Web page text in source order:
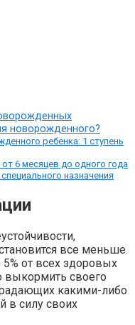
новорожденного?
ребенка: 1 ступень
6 месяцев до одного года
назначения
все меньше.
от всех здоровых
своего
какими-либо
в силу своих